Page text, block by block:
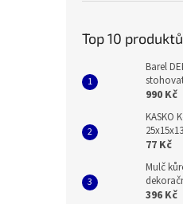
Top 10 produktů
Barel
990 Kč
KASKO
77 Kč
Mulč
396 Kč